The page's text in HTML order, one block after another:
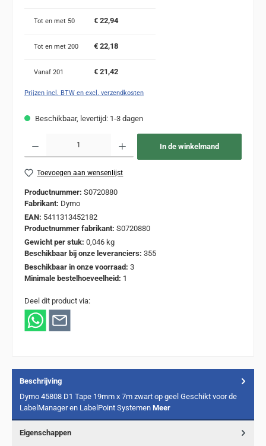
Tot en met 50 € 22,94
Tot en met 200 € 22,18
Vanaf 201 € 21,42
Prijzen incl. BTW en excl. verzendkosten
Beschikbaar, levertijd: 1-3 dagen
In de winkelmand
Toevoegen aan wensenlijst
Productnummer: S0720880
Fabrikant: Dymo
EAN: 5411313452182
Productnummer fabrikant: S0720880
Gewicht per stuk: 0,046 kg
Beschikbaar bij onze leveranciers: 355
Beschikbaar in onze voorraad: 3
Minimale bestelhoeveelheid: 1
Deel dit product via:
Beschrijving
Dymo 45808 D1 Tape 19mm x 7m zwart op geel Geschikt voor de
LabelManager en LabelPoint Systemen Meer
Eigenschappen